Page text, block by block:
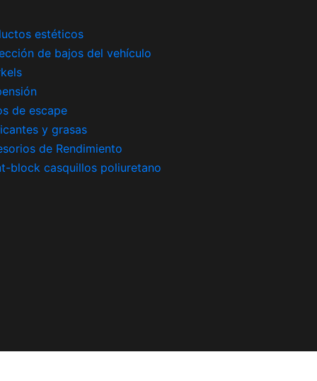
estéticos
de bajos del vehículo
de escape
y grasas
de Rendimiento
block casquillos poliuretano